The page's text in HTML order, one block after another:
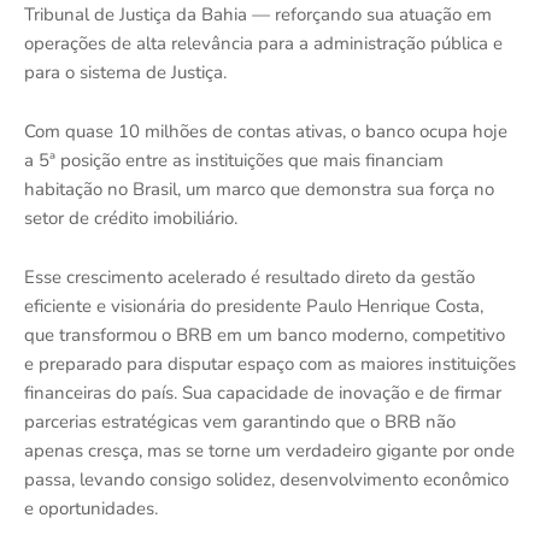
Tribunal de Justiça da Bahia — reforçando sua atuação em
operações de alta relevância para a administração pública e
para o sistema de Justiça.
Com quase 10 milhões de contas ativas, o banco ocupa hoje
a 5ª posição entre as instituições que mais financiam
habitação no Brasil, um marco que demonstra sua força no
setor de crédito imobiliário.
Esse crescimento acelerado é resultado direto da gestão
eficiente e visionária do presidente Paulo Henrique Costa,
que transformou o BRB em um banco moderno, competitivo
e preparado para disputar espaço com as maiores instituições
financeiras do país. Sua capacidade de inovação e de firmar
parcerias estratégicas vem garantindo que o BRB não
apenas cresça, mas se torne um verdadeiro gigante por onde
passa, levando consigo solidez, desenvolvimento econômico
e oportunidades.